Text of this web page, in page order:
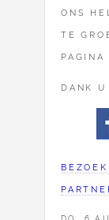
ONS
TE
PAGINA
DANK U